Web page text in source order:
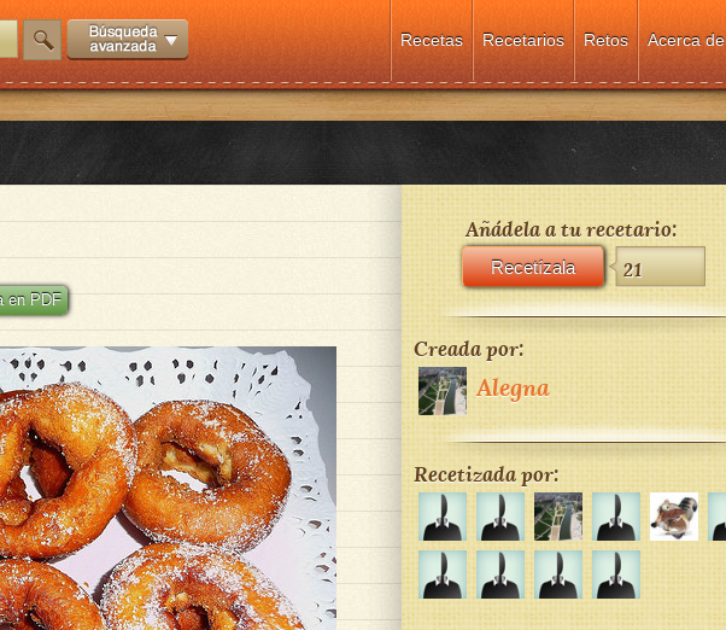
Acerca de
Retos
Recetarios
Recetas
en PDF
Añádela a tu recetario:
Recetízala 21
Creada por:
Alegna
Recetizada por: